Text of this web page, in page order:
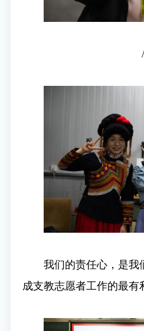
/
我们的责任心，是我
成支教志愿者工作的最有